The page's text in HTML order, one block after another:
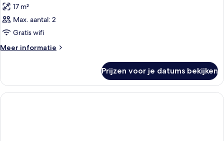
17 m²
Max. aantal: 2
Gratis wifi
Meer informatie
Meer
Prijzen voor je datums bekijken